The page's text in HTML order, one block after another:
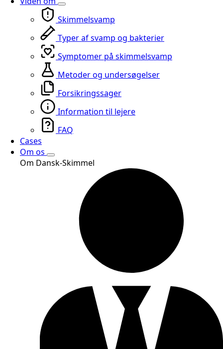
Skimmelsvamp
Typer af svamp og bakterier
Symptomer på skimmelsvamp
Metoder og undersøgelser
Forsikringssager
Information til lejere
FAQ
Cases
Om os
Om Dansk-Skimmel